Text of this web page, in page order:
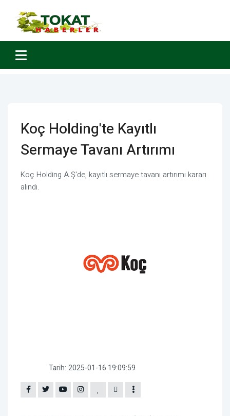
Koç Holding'te Kayıtlı
Sermaye Tavanı Artırımı
Koç Holding A.Ş'de, kayıtlı sermaye tavanı artırımı kararı
alındı.
Tarih: 2025-01-16 19:09:59